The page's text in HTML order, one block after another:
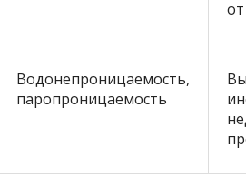
Водонепроницаемость,
паропроницаемость